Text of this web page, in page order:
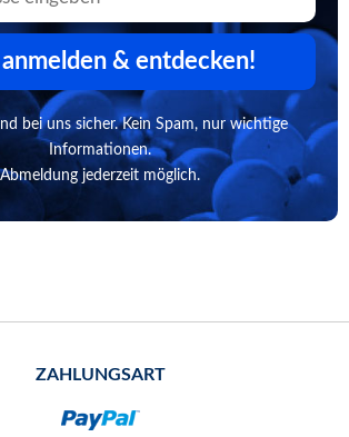
& entdecken!
bei uns sicher. Kein Spam, nur wichtige
Informationen.
Abmeldung jederzeit möglich.
ZAHLUNGSART